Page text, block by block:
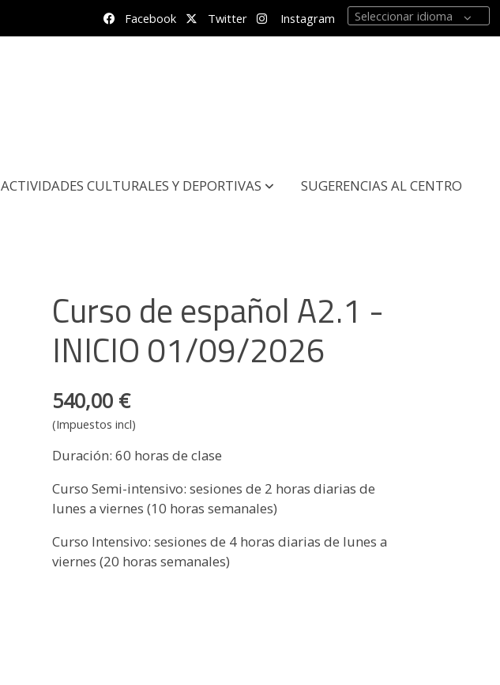
Facebook Twitter Instagram Seleccionar idioma
ACTIVIDADES CULTURALES Y DEPORTIVAS SUGERENCIAS AL CENTRO
Curso de español A2.1 -
INICIO 01/09/2026
540,00 €
(Impuestos incl)
Duración: 60 horas de clase
Curso Semi-intensivo: sesiones de 2 horas diarias de
lunes a viernes (10 horas semanales)
Curso Intensivo: sesiones de 4 horas diarias de lunes a
viernes (20 horas semanales)